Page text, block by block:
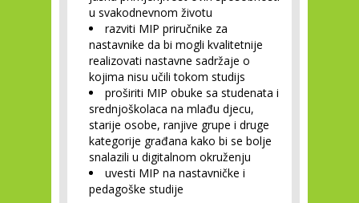
u svakodnevnom životu
razviti MIP priručnike za
nastavnike da bi mogli kvalitetnije
realizovati nastavne sadržaje o
kojima nisu učili tokom studijs
proširiti MIP obuke sa studenata i
srednjoškolaca na mlađu djecu,
starije osobe, ranjive grupe i druge
kategorije građana kako bi se bolje
snalazili u digitalnom okruženju
uvesti MIP na nastavničke i
pedagoške studije